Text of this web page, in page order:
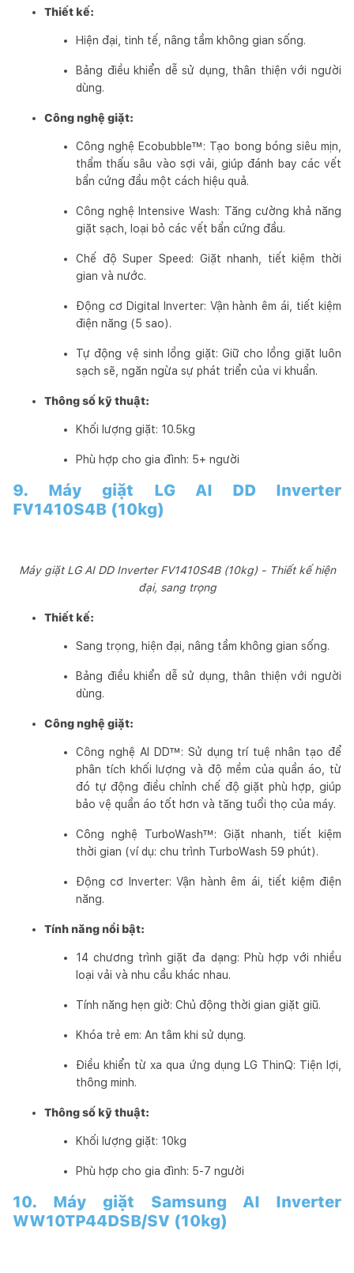
Thiết kế:
Hiện đại, tinh tế, nâng tầm không gian sống.
Bảng điều khiển dễ sử dụng, thân thiện với người
dùng.
Công nghệ giặt:
Công nghệ Ecobubble™: Tạo bong bóng siêu mịn,
thẩm thấu sâu vào sợi vải, giúp đánh bay các vết
bẩn cứng đầu một cách hiệu quả.
Công nghệ Intensive Wash: Tăng cường khả năng
giặt sạch, loại bỏ các vết bẩn cứng đầu.
Chế độ Super Speed: Giặt nhanh, tiết kiệm thời
gian và nước.
Động cơ Digital Inverter: Vận hành êm ái, tiết kiệm
điện năng (5 sao).
Tự động vệ sinh lồng giặt: Giữ cho lồng giặt luôn
sạch sẽ, ngăn ngừa sự phát triển của vi khuẩn.
Thông số kỹ thuật:
Khối lượng giặt: 10.5kg
Phù hợp cho gia đình: 5+ người
9. Máy giặt LG AI DD Inverter
FV1410S4B (10kg)
Máy giặt LG AI DD Inverter FV1410S4B (10kg) - Thiết kế hiện
đại, sang trọng
Thiết kế:
Sang trọng, hiện đại, nâng tầm không gian sống.
Bảng điều khiển dễ sử dụng, thân thiện với người
dùng.
Công nghệ giặt:
Công nghệ AI DD™: Sử dụng trí tuệ nhân tạo để
phân tích khối lượng và độ mềm của quần áo, từ
đó tự động điều chỉnh chế độ giặt phù hợp, giúp
bảo vệ quần áo tốt hơn và tăng tuổi thọ của máy.
Công nghệ TurboWash™: Giặt nhanh, tiết kiệm
thời gian (ví dụ: chu trình TurboWash 59 phút).
Động cơ Inverter: Vận hành êm ái, tiết kiệm điện
năng.
Tính năng nổi bật:
14 chương trình giặt đa dạng: Phù hợp với nhiều
loại vải và nhu cầu khác nhau.
Tính năng hẹn giờ: Chủ động thời gian giặt giũ.
Khóa trẻ em: An tâm khi sử dụng.
Điều khiển từ xa qua ứng dụng LG ThinQ: Tiện lợi,
thông minh.
Thông số kỹ thuật:
Khối lượng giặt: 10kg
Phù hợp cho gia đình: 5-7 người
10. Máy giặt Samsung AI Inverter
WW10TP44DSB/SV (10kg)